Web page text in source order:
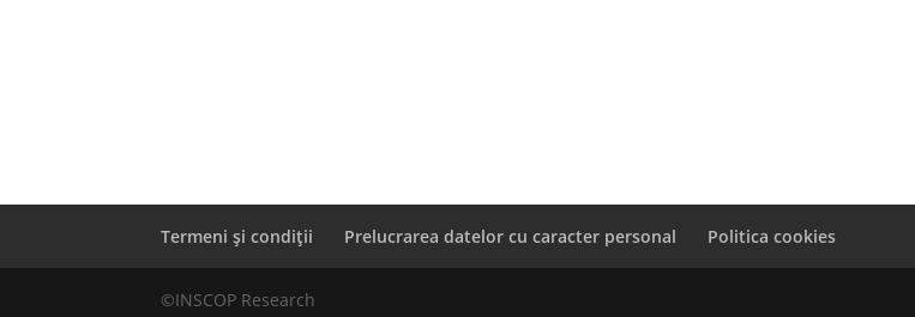
Termeni și condiții Prelucrarea datelor cu caracter personal Politica cookies
©INSCOP Research